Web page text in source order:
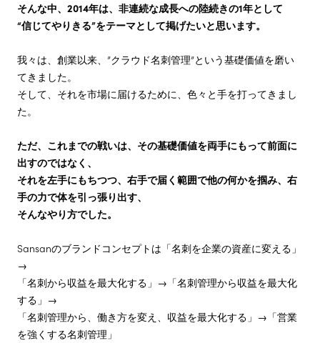
サステナビリティ
採用情報
そんな中、2014年は、非連続な成長への陸続きの1年として
“信じてやりきる”をテーマとして掲げたいと思います。
我々は、創業以来、”クラウド名刺管理”という基礎価値を磨い
てきました。
そして、それを市場に届けるために、色々と手を打ってきまし
た。
ただ、これまでの戦いは、その基礎価値を両手にもって前面に
出すのではなく、
それを左手にもちつつ、右手で届く範囲で他の何かを掴み、右
手の力で体を引っ張り出す、
そんなやり方でした。
Sansanのブランドコンセプトは「名刺を企業の資産に変える」
→
「名刺から収益を最大化する」→「名刺管理から収益を最大化
する」→
「名刺管理から、働き方を変え、収益を最大化する」→「営業
を強くする名刺管理」